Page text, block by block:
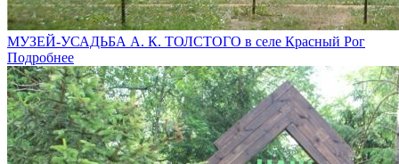
МУЗЕЙ-УСАДЬБА А. К. ТОЛСТОГО в селе Красный Рог
Подробнее